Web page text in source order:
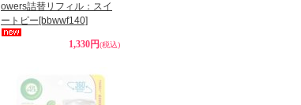
owers詰替リフィル：スイ
ートピー [bbwwf140]
1,330円(税込)